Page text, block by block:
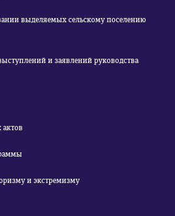
выделяемых сельскому поселению
и заявлений руководства
и экстремизму